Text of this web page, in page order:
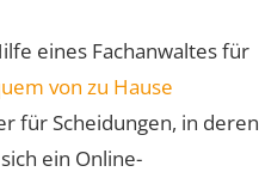
eines Fachanwaltes für
von zu Hause
für Scheidungen, in deren
ein Online-